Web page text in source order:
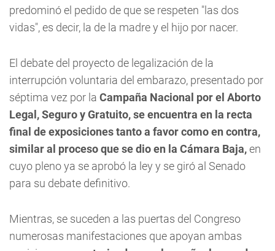
predominó el pedido de que se respeten "las dos
vidas", es decir, la de la madre y el hijo por nacer.
El debate del proyecto de legalización de la
interrupción voluntaria del embarazo, presentado por
séptima vez por la Campaña Nacional por el Aborto
Legal, Seguro y Gratuito, se encuentra en la recta
final de exposiciones tanto a favor como en contra,
similar al proceso que se dio en la Cámara Baja,en
cuyo pleno ya se aprobó la ley y se giró al Senado
para su debate definitivo.
Mientras, se suceden a las puertas del Congreso
numerosas manifestaciones que apoyan ambas